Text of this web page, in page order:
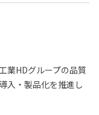
業HDグループの品質
入・製品化を推進し